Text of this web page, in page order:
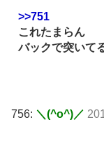
>>751
これたまらん
バックで突いて
756: ＼(^o^)／